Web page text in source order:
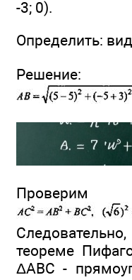
-3; 0).
Определить:
Решение:
теореме
ΔАВС -